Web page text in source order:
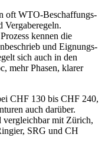
oft WTO-Beschaffungs-
Vergaberegeln.
kennen die
und Eignungs-
sich auch in den
mehr Phasen, klarer
CHF 130 bis CHF 240,
auch darüber.
vergleichbar mit Zürich,
SRG und CH